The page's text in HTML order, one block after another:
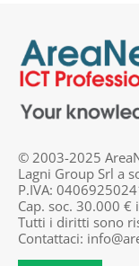
© 2003-2025
Lagni Group Srl a
P.IVA:
Cap. soc. 30.000 €
Tutti i diritti sono
Contattaci: